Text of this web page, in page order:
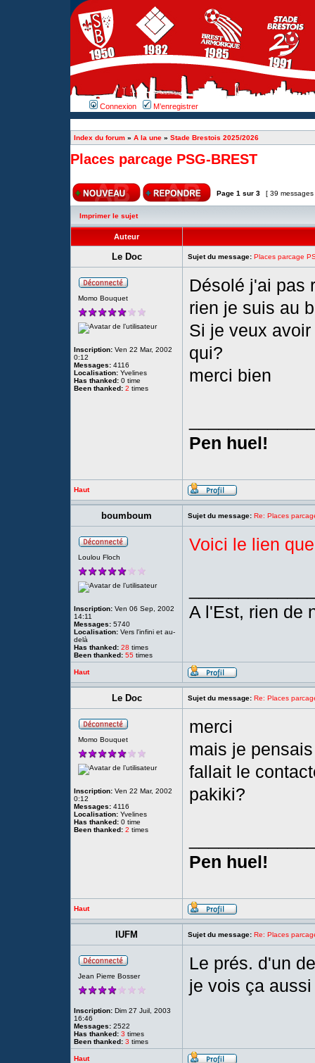
Connexion M’enregistrer
Index du forum » A la une » Stade Brestois 2025/2026
Places parcage PSG-BREST
Page 1 sur 3 [ 39
Imprimer le sujet
Auteur
Le Doc Sujet du message: Places parcage
Momo Bouquet
Inscription: Ven 22 Mar, 2002
0:12
Messages: 4116
Localisation: Yvelines
Has thanked: 0 time
Been thanked: 2 times
Désolé j'ai pas
rien je suis au
Si je veux
qui?
merci bien
Pen huel!
Haut
boumboum Sujet du message: Re: Places
Loulou Floch
Inscription: Ven 06 Sep, 2002
14:11
Messages: 5740
Localisation: Vers l'infini et au-
delà
Has thanked: 28 times
Been thanked: 55 times
Voici le lien
A l'Est, rien de
Haut
Le Doc Sujet du message: Re: Places
Momo Bouquet
Inscription: Ven 22 Mar, 2002
0:12
Messages: 4116
Localisation: Yvelines
Has thanked: 0 time
Been thanked: 2 times
merci
mais je
fallait le
pakiki?
Pen huel!
Haut
IUFM Sujet du message: Re: Places
Jean Pierre Bosser
Inscription: Dim 27 Juil, 2003
16:46
Messages: 2522
Has thanked: 3 times
Been thanked: 3 times
Le prés. d'un
je vois ça aussi
Haut